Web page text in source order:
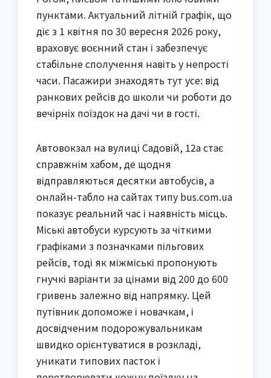
пунктами. Актуальний літній графік, що
діє з 1 квітня по 30 вересня 2026 року,
враховує воєнний стан і забезпечує
стабільне сполучення навіть у непрості
часи. Пасажири знаходять тут усе: від
ранкових рейсів до школи чи роботи до
вечірніх поїздок на дачі чи в гості.
Автовокзал на вулиці Садовій, 12а стає
справжнім хабом, де щодня
відправляються десятки автобусів, а
онлайн-табло на сайтах типу bus.com.ua
показує реальний час і наявність місць.
Міські автобуси курсують за чіткими
графіками з позначками пільгових
рейсів, тоді як міжміські пропонують
гнучкі варіанти за цінами від 200 до 600
гривень залежно від напрямку. Цей
путівник допоможе і новачкам, і
досвідченим подорожувальникам
швидко орієнтуватися в розкладі,
уникати типових пасток і